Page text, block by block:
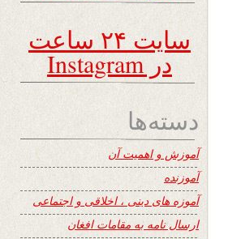
سایت ۲۴ ساعت
در Instagram
دسته‌ها
آموزش و اهمیت آن
آموزنده
آموزه های دینی ، اخلاقی و اجتماعی
ارسال نامه به مقامات افغان